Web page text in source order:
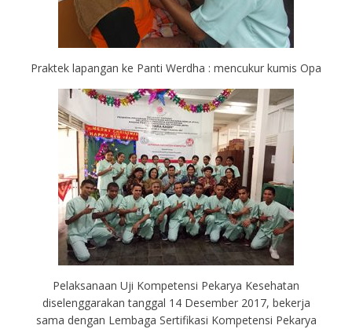
Praktek lapangan ke Panti Werdha : mencukur kumis Opa
Pelaksanaan Uji Kompetensi Pekarya Kesehatan
diselenggarakan tanggal 14 Desember 2017, bekerja
sama dengan Lembaga Sertifikasi Kompetensi Pekarya